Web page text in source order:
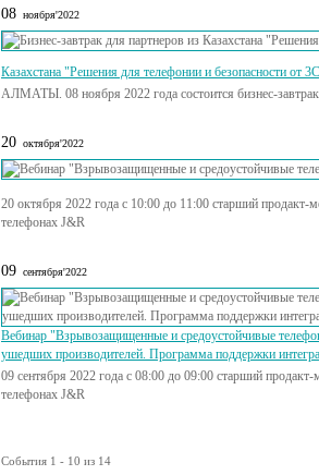
08 ноября'2022
Казахстана "Решения для телефонии и безопасности от
АЛМАТЫ. 08 ноября 2022 года состоится бизнес-
20 октября'2022
20 октября 2022 года с 10:00 до 11:00 старший
телефонах J&R
09 сентября'2022
Вебинар "Взрывозащищенные и средоустойчивые
ушедших производителей. Программа поддержки
09 сентября 2022 года с 08:00 до 09:00 старший
телефонах J&R
События 1 - 10 из 14